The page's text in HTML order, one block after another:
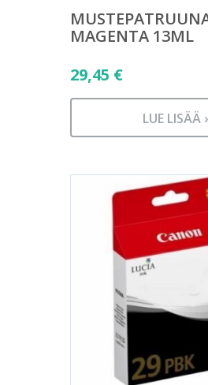
MAGENTA 13ML
29,45 €
LUE LISÄÄ